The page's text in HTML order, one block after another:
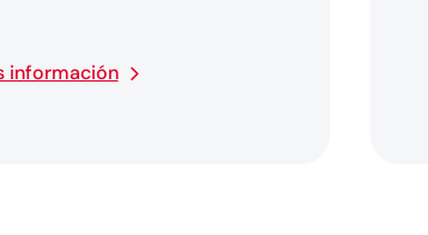
información